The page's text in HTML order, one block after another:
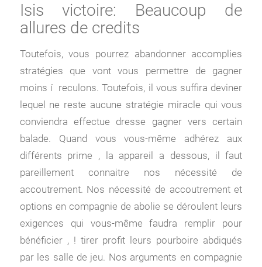
Isis victoire: Beaucoup de
allures de credits
Toutefois, vous pourrez abandonner accomplies
stratégies que vont vous permettre de gagner
moins í reculons. Toutefois, il vous suffira deviner
lequel ne reste aucune stratégie miracle qui vous
conviendra effectue dresse gagner vers certain
balade. Quand vous vous-même adhérez aux
différents prime , la appareil a dessous, il faut
pareillement connaitre nos nécessité de
accoutrement. Nos nécessité de accoutrement et
options en compagnie de abolie se déroulent leurs
exigences qui vous-même faudra remplir pour
bénéficier , ! tirer profit leurs pourboire abdiqués
par les salle de jeu. Nos arguments en compagnie